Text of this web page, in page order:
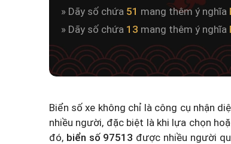
» Dãy số chứa 51 mang thêm ý nghĩa
» Dãy số chứa 13 mang thêm ý nghĩa
Biển số xe không chỉ là công cụ nhận
nhiều người, đặc biệt là khi lựa chọn
đó, biển số 97513 được nhiều người